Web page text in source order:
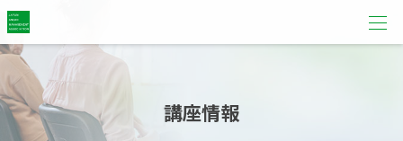
講座情報